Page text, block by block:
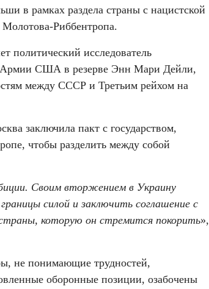
в рамках раздела страны с нацистской
Молотова-Риббентропа.
политический исследователь
Армии США в резерве Энн Мари Дейли,
между СССР и Третьим рейхом на
заключила пакт с государством,
чтобы разделить между собой
Своим вторжением в Украину
силой и заключить соглашение с
которую он стремится покорить»,
не понимающие трудностей,
оборонные позиции, озабочены